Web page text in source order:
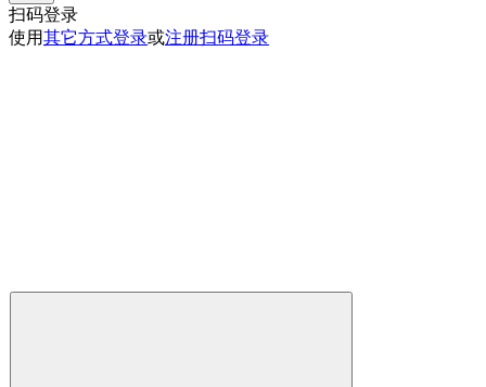
扫码登录
使用其它方式登录或注册扫码登录